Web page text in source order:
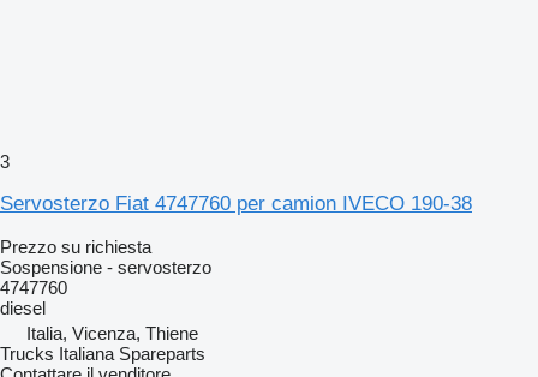
3
Servosterzo Fiat 4747760 per camion IVECO 190-38
Prezzo su richiesta
Sospensione - servosterzo
4747760
diesel
Italia, Vicenza, Thiene
Trucks Italiana Spareparts